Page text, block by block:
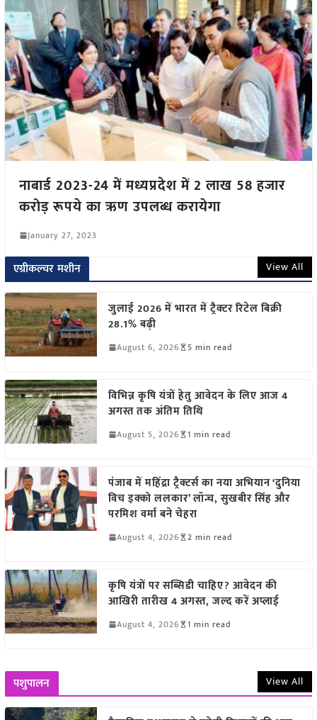
नाबार्ड 2023-24 में मध्यप्रदेश में 2 लाख 58 हजार
करोड़ रूपये का ऋण उपलब्ध करायेगा
January 27, 2023
एग्रीकल्चर मशीन View All
जुलाई 2026 में भारत में ट्रैक्टर रिटेल बिक्री
28.1% बढ़ी
August 6, 2026 5 min read
विभिन्न कृषि यंत्रों हेतु आवेदन के लिए आज 4
अगस्त तक अंतिम तिथि
August 5, 2026 1 min read
पंजाब में महिंद्रा ट्रैक्टर्स का नया अभियान ‘दुनिया
विच इक्को ललकार’ लॉन्च, सुखबीर सिंह और
परमिश वर्मा बने चेहरा
August 4, 2026 2 min read
कृषि यंत्रों पर सब्सिडी चाहिए? आवेदन की
आखिरी तारीख 4 अगस्त, जल्द करें अप्लाई
August 4, 2026 1 min read
पशुपालन View All